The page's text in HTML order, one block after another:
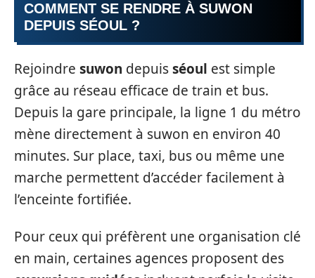
COMMENT SE RENDRE À SUWON
DEPUIS SÉOUL ?
Rejoindre suwon depuisséoul est simple
grâce au réseau efficace de train et bus.
Depuis la gare principale, la ligne 1 du métro
mène directement à suwon en environ 40
minutes. Sur place, taxi, bus ou même une
marche permettent d’accéder facilement à
l’enceinte fortifiée.
Pour ceux qui préfèrent une organisation clé
en main, certaines agences proposent des